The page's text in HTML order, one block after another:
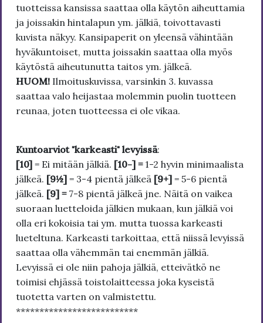
tuotteissa kansissa saattaa olla käytön aiheuttamia
ja joissakin hintalapun ym. jälkiä, toivottavasti
kuvista näkyy. Kansipaperit on yleensä vähintään
hyväkuntoiset, mutta joissakin saattaa olla myös
käytöstä aiheutunutta taitos ym. jälkeä.
HUOM! Ilmoituskuvissa, varsinkin 3. kuvassa
saattaa valo heijastaa molemmin puolin tuotteen
reunaa, joten tuotteessa ei ole vikaa.
Kuntoarviot "karkeasti" levyissä:
[10] = Ei mitään jälkiä. [10-] = 1-2 hyvin minimaalista
jälkeä. [9½] = 3-4 pientä jälkeä [9+] = 5-6 pientä
jälkeä. [9] = 7-8 pientä jälkeä jne. Näitä on vaikea
suoraan luetteloida jälkien mukaan, kun jälkiä voi
olla eri kokoisia tai ym. mutta tuossa karkeasti
lueteltuna. Karkeasti tarkoittaa, että niissä levyissä
saattaa olla vähemmän tai enemmän jälkiä.
Levyissä ei ole niin pahoja jälkiä, etteivätkö ne
toimisi ehjässä toistolaitteessa joka kyseistä
tuotetta varten on valmistettu.
**************************